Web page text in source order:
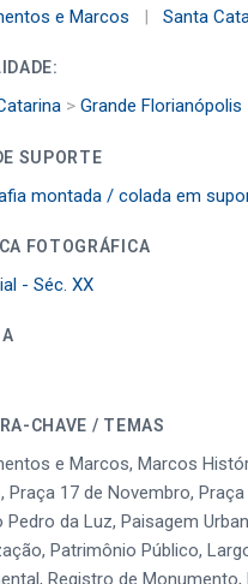
e Marcos
| Santa
> Grande Florianópolis
SUPORTE
montada / colada em
FOTOGRÁFICA
- Séc. XX
CHAVE / TEMAS
e Marcos, Marcos
Praça 17 de Novembro,
Pedro da Luz, Paisagem
Patrimônio Público,
Registro de Monumento,